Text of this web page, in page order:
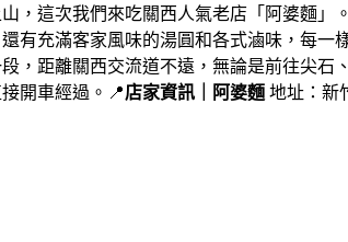
，這次我們來吃關西人氣老店「阿婆麵
有充滿客家風味的湯圓和各式滷味，每一
，距離關西交流道不遠，無論是前往尖
開車經過。📍店家資訊｜阿婆麵 地址：新